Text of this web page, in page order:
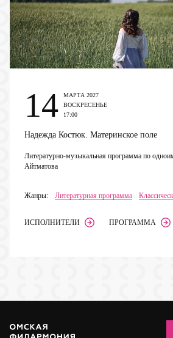
14
МАРТА 2027
ВОСКРЕСЕНЬЕ
17:00
Надежда Костюк. Материнское поле
Литературно-музыкальная программа по
Айтматова
Жанры: Литературная программа
ИСПОЛНИТЕЛИ ПРОГРАММА